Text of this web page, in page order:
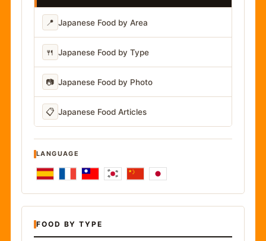
📍 Japanese Food by Area
🍴 Japanese Food by Type
📷 Japanese Food by Photo
📋 Japanese Food Articles
LANGUAGE
FOOD BY TYPE